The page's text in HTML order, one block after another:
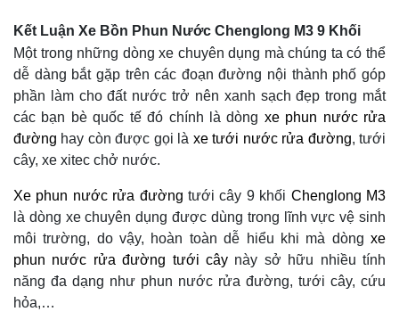
Kết Luận Xe Bồn Phun Nước Chenglong M3 9 Khối
Một trong những dòng xe chuyên dụng mà chúng ta có thể
dễ dàng bắt gặp trên các đoạn đường nội thành phố góp
phần làm cho đất nước trở nên xanh sạch đẹp trong mắt
các bạn bè quốc tế đó chính là dòng xe phun nước rửa
đường hay còn được gọi là xe tưới nước rửa đường, tưới
cây, xe xitec chở nước.
Xe phun nước rửa đường tưới cây 9 khối Chenglong M3
là dòng xe chuyên dụng được dùng trong lĩnh vực vệ sinh
môi trường, do vậy, hoàn toàn dễ hiểu khi mà dòng xe
phun nước rửa đường tưới cây này sở hữu nhiều tính
năng đa dạng như phun nước rửa đường, tưới cây, cứu
hỏa,…